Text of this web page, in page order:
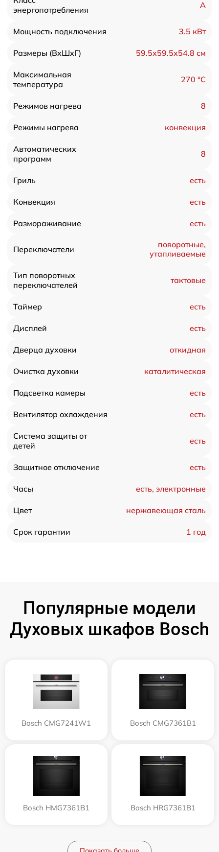
энергопотребления
А
Мощность подключения 3.5 кВт
Размеры (ВхШхГ) 59.5х59.5x54.8 см
Максимальная
температура
270 °С
Режимов нагрева 8
Режимы нагрева конвекция
Автоматических
программ
8
Гриль есть
Конвекция есть
Размораживание есть
Переключатели
поворотные,
утапливаемые
Тип поворотных
переключателей
тактовые
Таймер есть
Дисплей есть
Дверца духовки откидная
Очистка духовки каталитическая
Подсветка камеры есть
Вентилятор охлаждения есть
Система защиты от
детей
есть
Защитное отключение есть
Часы есть, электронные
Цвет нержавеющая сталь
Срок гарантии 1 год
Популярные модели
Духовых шкафов Bosch
Bosch CMG7241W1 Bosch CMG7361B1
Bosch HMG7361B1 Bosch HRG7361B1